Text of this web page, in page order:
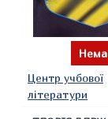
Центр учбової
літератури